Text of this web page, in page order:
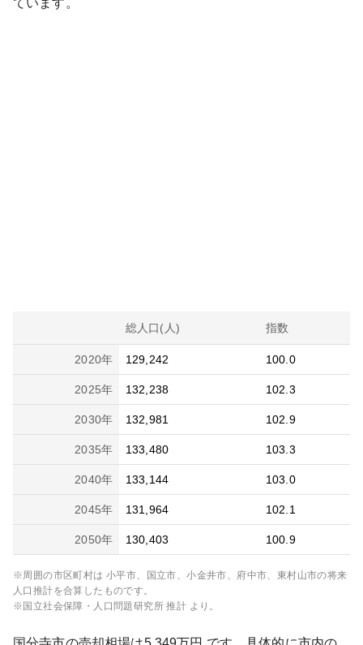
ています。
総人口(人) 指数
2020年 129,242 100.0
2025年 132,238 102.3
2030年 132,981 102.9
2035年 133,480 103.3
2040年 133,144 103.0
2045年 131,964 102.1
2050年 130,403 100.9
※周囲の市区町村は 小平市、国立市、小金井市、府中市、東村山市の将来
人口推計を合算したものです。
※国立社会保障・人口問題研究所 推計 より。